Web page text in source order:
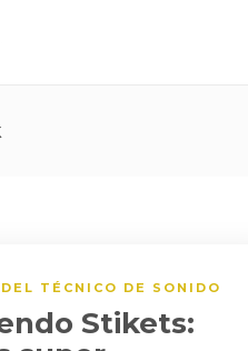
TÉCNICO DE SONIDO
Stikets: